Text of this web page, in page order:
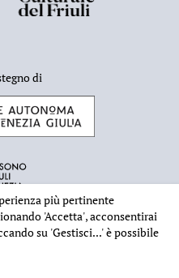
di
più pertinente
'Accetta', acconsentirai
su 'Gestisci...'è possibile